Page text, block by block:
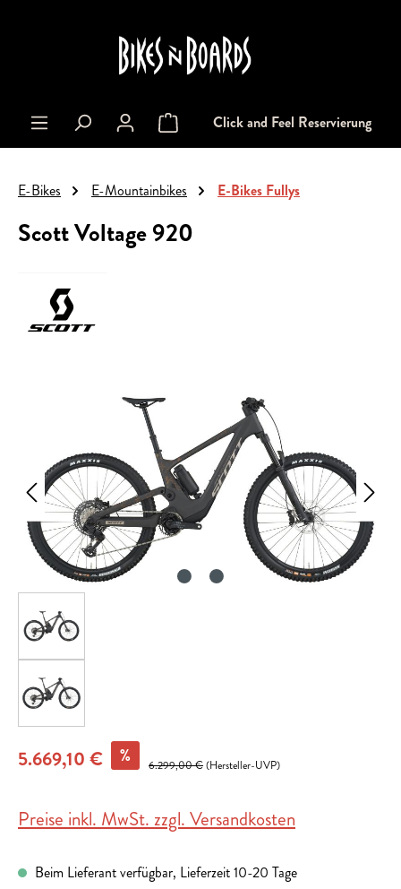
Warenkorb enthält 0 Positionen. Der
Click and Feel Reservierung
E-Bikes E-Mountainbikes E-Bikes Fullys
Scott Voltage 920
Bildergalerie überspringen
5.669,10 € % 6.299,00 €(Hersteller-UVP)
Preise inkl. MwSt. zzgl. Versandkosten
Beim Lieferant verfügbar, Lieferzeit 10-20 Tage